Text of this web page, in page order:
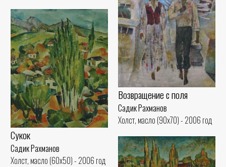
Возвращение с поля
Садик Рахманов
Холст, масло (90x70) - 2006 год
Сукок
Садик Рахманов
Холст, масло (60x50) - 2006 год